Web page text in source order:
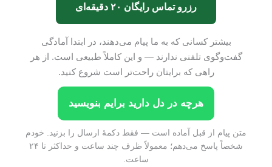
رزرو تماس رایگان ۲۰ دقیقه‌ای
بیشتر کسانی که به ما پیام می‌دهند، در ابتدا آمادگی
گفت‌وگوی تلفنی ندارند — و این کاملاً طبیعی است. از هر
راهی که برایتان راحت‌تر است شروع کنید.
هرچه در دل دارید برایم بنویسید
متن پیام از قبل آماده است — فقط دکمهٔ ارسال را بزنید. خودم
شخصاً پاسخ می‌دهم؛ معمولاً ظرف چند ساعت و حداکثر تا ۲۴
ساعت.